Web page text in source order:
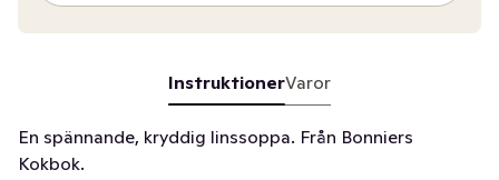
InstruktionerVaror
En spännande, kryddig linssoppa. Från Bonniers
Kokbok.